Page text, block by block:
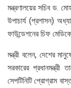
মন্ত্রণালয়ের সচিব ড.
উপাচার্য (প্রশাসন)
ফাউন্ডেশনের চিফ
মন্ত্রী বলেন, দেশের
সরকারের প্রধানমন্ত্রী
সেপটিনিটি প্রোগ্রাম